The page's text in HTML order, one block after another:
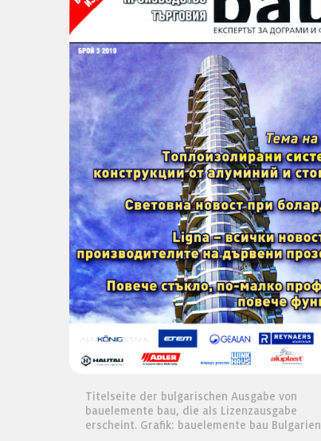
Titelseite der bulgarischen Ausgabe von
bauelemente bau, die als Lizenzausgabe
erscheint. Grafik: bauelemente bau Bulgarien